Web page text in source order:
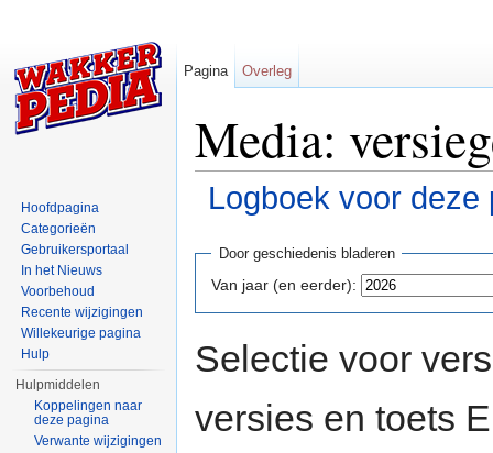
Media:
Logboek voor deze
Door geschiedenis bladeren
Van jaar (en eerder):
Selectie voor
versies en toets
Pagina Overleg
Hoofdpagina
Categorieën
Gebruikersportaal
In het Nieuws
Voorbehoud
Recente wijzigingen
Willekeurige pagina
Hulp
Hulpmiddelen
Koppelingen naar
deze pagina
Verwante wijzigingen